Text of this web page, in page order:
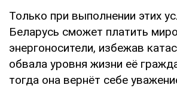
Только при выполнении этих
Беларусь сможет платить
энергоносители, избежав
обвала уровня жизни её
тогда она вернёт себе